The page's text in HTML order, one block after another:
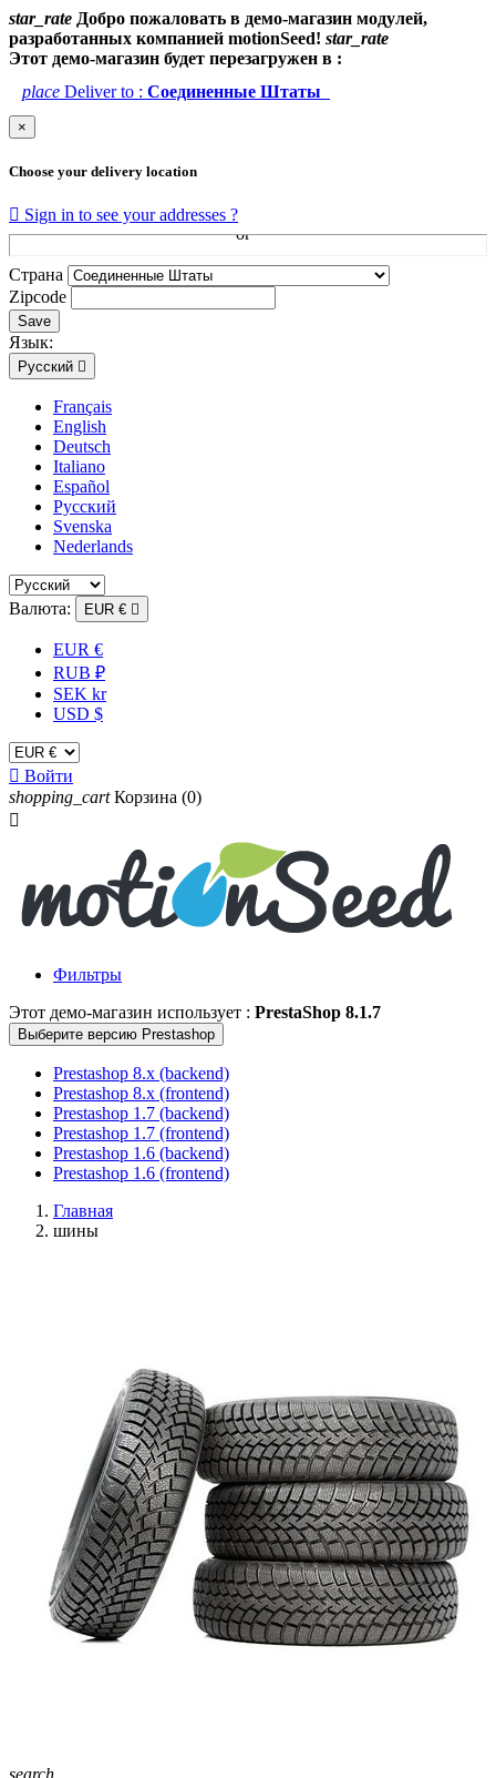
star_rate Добро пожаловать в демо-магазин модулей,
разработанных компанией motionSeed! star_rate
Этот демо-магазин будет перезагружен в :
place Deliver to : Соединенные Штаты
×
Choose your delivery location
 Sign in to see your addresses ?
Страна
Zipcode
Save
Язык:
Русский 
Français
English
Deutsch
Italiano
Español
Русский
Svenska
Nederlands
Валюта: EUR € 
EUR €
RUB ₽
SEK kr
USD $
 Войти
shopping_cart Корзина (0)

Фильтры
Этот демо-магазин использует : PrestaShop 8.1.7
Выберите версию Prestashop
Prestashop 8.x (backend)
Prestashop 8.x (frontend)
Prestashop 1.7 (backend)
Prestashop 1.7 (frontend)
Prestashop 1.6 (backend)
Prestashop 1.6 (frontend)
Главная
шины